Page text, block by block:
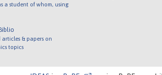
a student of whom, using
articles & papers on
topics